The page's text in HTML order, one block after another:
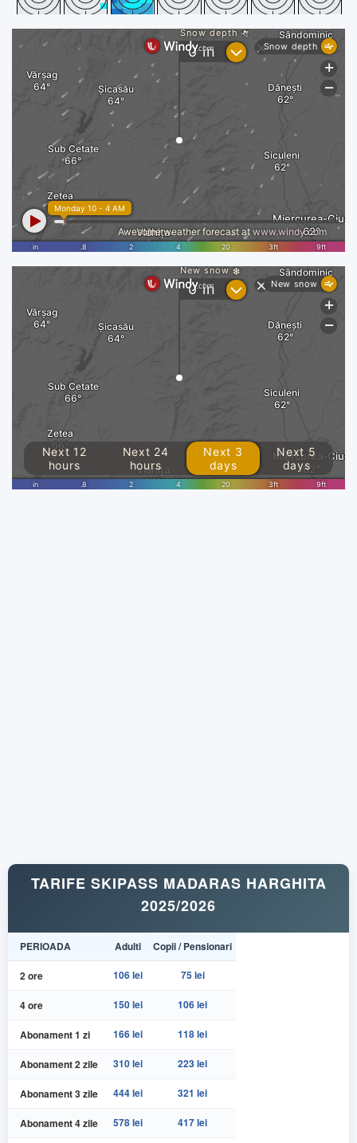
TARIFE SKIPASS MADARAS HARGHITA
2025/2026
PERIOADA Adulti Copii / Pensionari
2 ore 106 lei 75 lei
4 ore 150 lei 106 lei
Abonament 1 zi 166 lei 118 lei
Abonament 2 zile 310 lei 223 lei
Abonament 3 zile 444 lei 321 lei
Abonament 4 zile 578 lei 417 lei